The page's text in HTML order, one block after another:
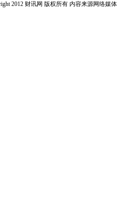
2012 财讯网 版权所有 内容来源网络媒